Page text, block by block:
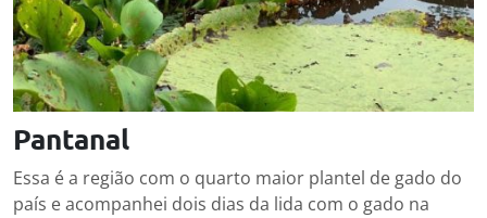
Pantanal
Essa é a região com o quarto maior plantel de gado do
país e acompanhei dois dias da lida com o gado na